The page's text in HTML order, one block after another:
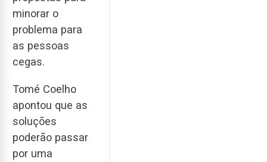
minorar o
problema para
as pessoas
cegas.
Tomé Coelho
apontou que as
soluções
poderão passar
por uma